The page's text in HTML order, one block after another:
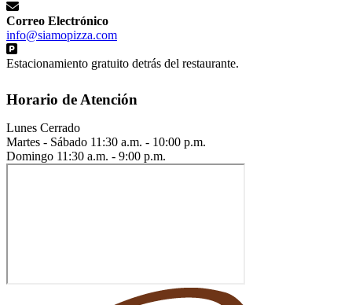
Correo Electrónico
info@siamopizza.com
Estacionamiento gratuito detrás del restaurante.
Horario de Atención
Lunes Cerrado
Martes - Sábado 11:30 a.m. - 10:00 p.m.
Domingo 11:30 a.m. - 9:00 p.m.